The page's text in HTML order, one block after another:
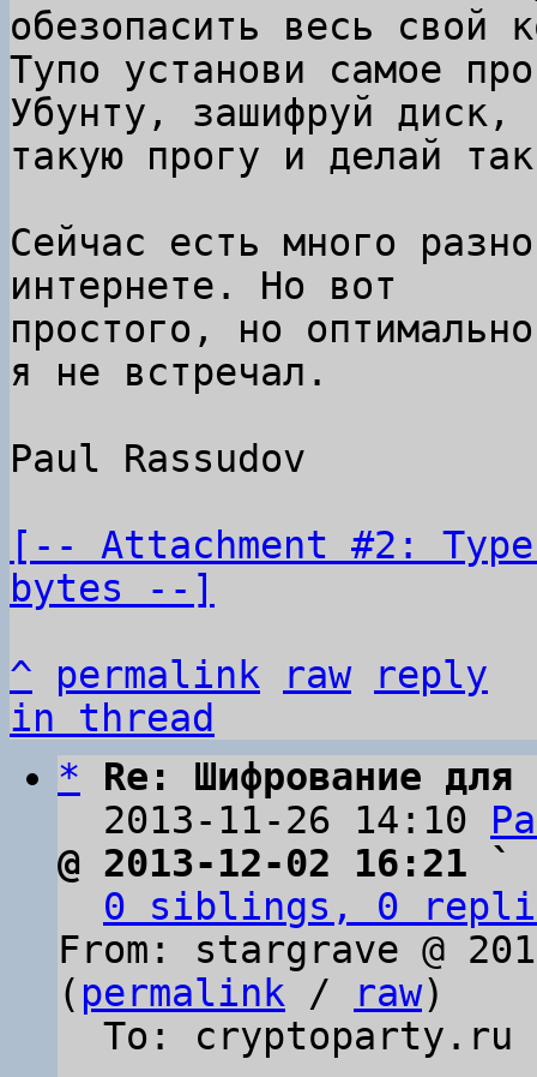
обезопасить весь свой
Тупо установи самое
Убунту, зашифруй
такую прогу и делай
Сейчас есть много
интернете. Но вот
простого, но
я не встречал.
Paul Rassudov
[-- Attachment #2:
bytes --]
^
permalink raw
reply
in thread
*
Re: Шифрование для
  2013-11-26 14:10
@ 2013-12-02 16:21
0 siblings, 0
From: stargrave @
( permalink / raw)